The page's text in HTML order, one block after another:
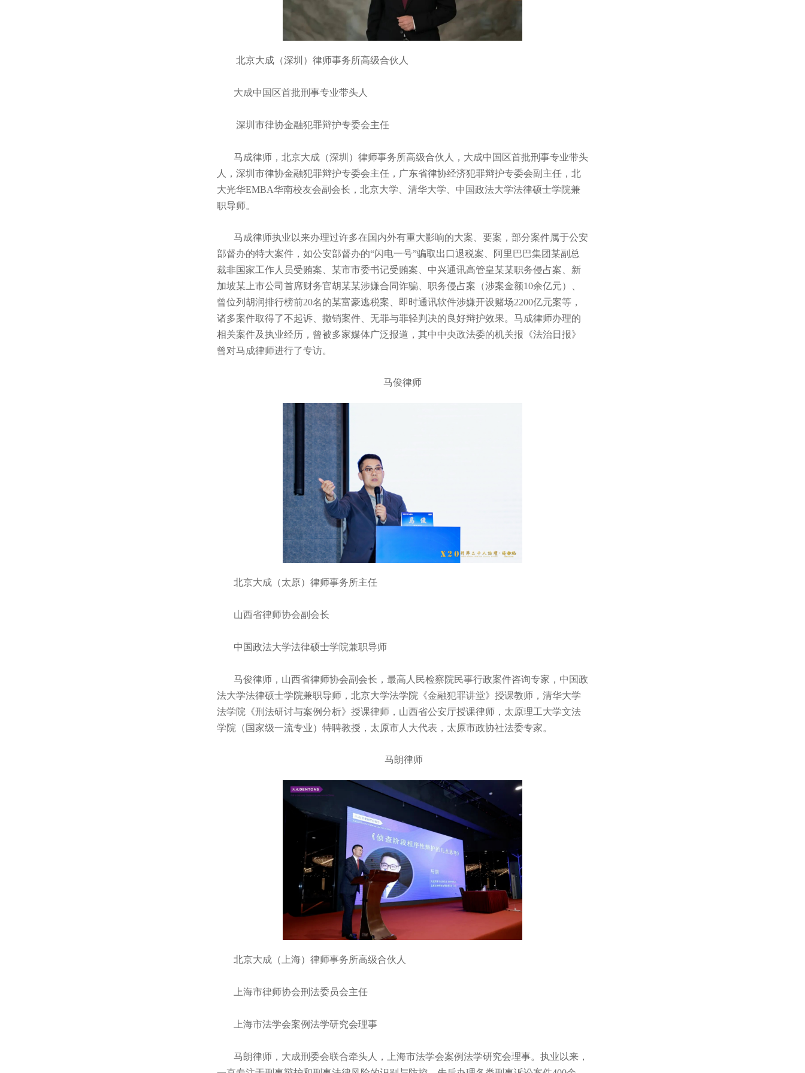
北京大成（深圳）律师事务所高级合伙人
大成中国区首批刑事专业带头人
深圳市律协金融犯罪辩护专委会主任
马成律师，北京大成（深圳）律师事务所高级合伙人，大成中国区首批刑事专业带头
人，深圳市律协金融犯罪辩护专委会主任，广东省律协经济犯罪辩护专委会副主任，北
大光华EMBA华南校友会副会长，北京大学、清华大学、中国政法大学法律硕士学院兼
职导师。
马成律师执业以来办理过许多在国内外有重大影响的大案、要案，部分案件属于公安
部督办的特大案件，如公安部督办的“闪电一号”骗取出口退税案、阿里巴巴集团某副总
裁非国家工作人员受贿案、某市市委书记受贿案、中兴通讯高管皇某某职务侵占案、新
加坡某上市公司首席财务官胡某某涉嫌合同诈骗、职务侵占案（涉案金额10余亿元）、
曾位列胡润排行榜前20名的某富豪逃税案、即时通讯软件涉嫌开设赌场2200亿元案等，
诸多案件取得了不起诉、撤销案件、无罪与罪轻判决的良好辩护效果。马成律师办理的
相关案件及执业经历，曾被多家媒体广泛报道，其中中央政法委的机关报《法治日报》
曾对马成律师进行了专访。
马俊律师
北京大成（太原）律师事务所主任
山西省律师协会副会长
中国政法大学法律硕士学院兼职导师
马俊律师，山西省律师协会副会长，最高人民检察院民事行政案件咨询专家，中国政
法大学法律硕士学院兼职导师，北京大学法学院《金融犯罪讲堂》授课教师，清华大学
法学院《刑法研讨与案例分析》授课律师，山西省公安厅授课律师，太原理工大学文法
学院（国家级一流专业）特聘教授，太原市人大代表，太原市政协社法委专家。
马朗律师
北京大成（上海）律师事务所高级合伙人
上海市律师协会刑法委员会主任
上海市法学会案例法学研究会理事
马朗律师，大成刑委会联合牵头人，上海市法学会案例法学研究会理事。执业以来，